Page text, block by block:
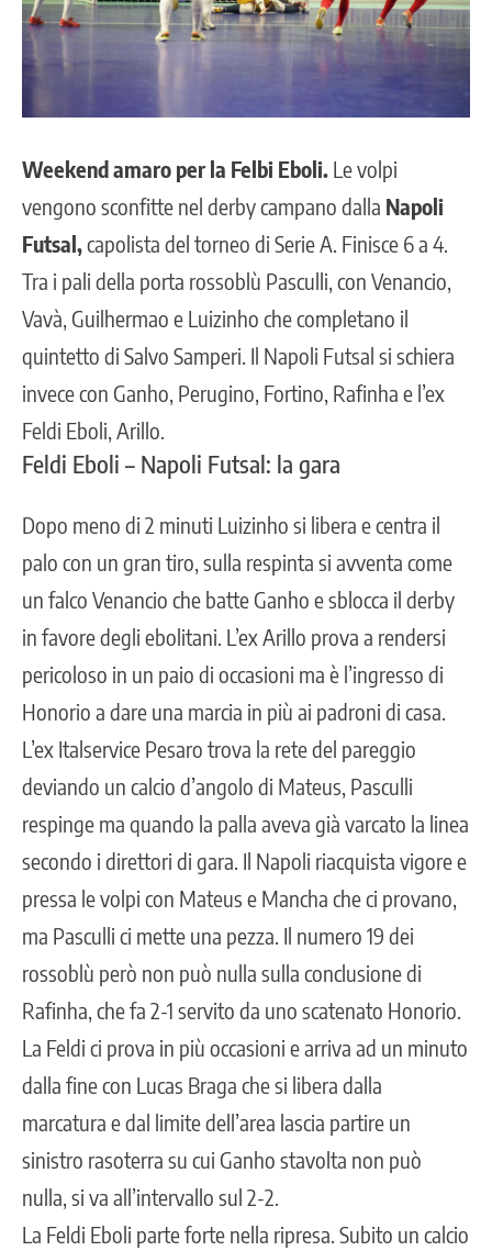
Weekend amaro per la Felbi Eboli. Le volpi
vengono sconfitte nel derby campano dalla Napoli
Futsal,capolista del torneo di Serie A. Finisce 6 a 4.
Tra i pali della porta rossoblù Pasculli, con Venancio,
Vavà, Guilhermao e Luizinho che completano il
quintetto di Salvo Samperi. Il Napoli Futsal si schiera
invece con Ganho, Perugino, Fortino, Rafinha e l’ex
Feldi Eboli, Arillo.
Feldi Eboli – Napoli Futsal: la gara
Dopo meno di 2 minuti Luizinho si libera e centra il
palo con un gran tiro, sulla respinta si avventa come
un falco Venancio che batte Ganho e sblocca il derby
in favore degli ebolitani. L’ex Arillo prova a rendersi
pericoloso in un paio di occasioni ma è l’ingresso di
Honorio a dare una marcia in più ai padroni di casa.
L’ex Italservice Pesaro trova la rete del pareggio
deviando un calcio d’angolo di Mateus, Pasculli
respinge ma quando la palla aveva già varcato la linea
secondo i direttori di gara. Il Napoli riacquista vigore e
pressa le volpi con Mateus e Mancha che ci provano,
ma Pasculli ci mette una pezza. Il numero 19 dei
rossoblù però non può nulla sulla conclusione di
Rafinha, che fa 2-1 servito da uno scatenato Honorio.
La Feldi ci prova in più occasioni e arriva ad un minuto
dalla fine con Lucas Braga che si libera dalla
marcatura e dal limite dell’area lascia partire un
sinistro rasoterra su cui Ganho stavolta non può
nulla, si va all’intervallo sul 2-2.
La Feldi Eboli parte forte nella ripresa. Subito un calcio